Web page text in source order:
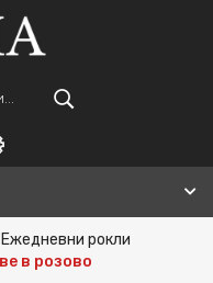
ПРАЗНА.
Ежедневни рокли
в розово